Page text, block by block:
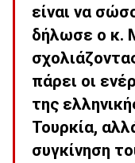
είναι να
δήλωσε ο κ.
πάρει οι
της
Τουρκία,
συγκίνηση